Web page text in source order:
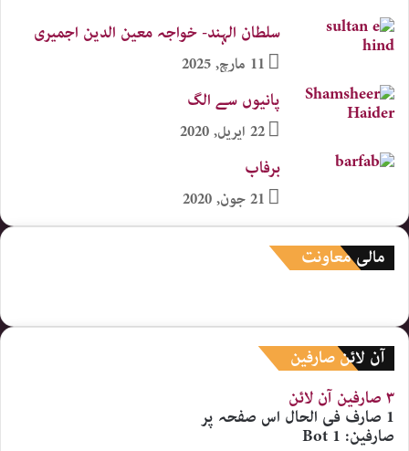
سلطان الہند- خواجہ معین الدین اجمیری
11 مارچ, 2025
پانیوں سے الگ
22 اپریل, 2020
برفاب
21 جون, 2020
مالی معاونت
آن لائن صارفین
۳ صارفین
آن لائن
1 صارف فی الحال اس صفحہ پر
صارفین: 1 Bot